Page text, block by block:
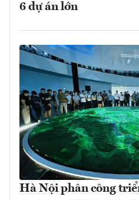
6 dự án lớn
Hà Nội phân công